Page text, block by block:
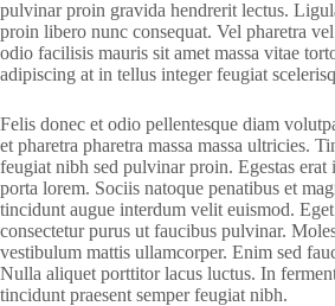
pulvinar proin gravida hendrerit lectus.
proin libero nunc consequat. Vel pharetra
odio facilisis mauris sit amet massa vitae
adipiscing at in tellus integer feugiat
Felis donec et odio pellentesque diam
et pharetra pharetra massa massa ultricies.
feugiat nibh sed pulvinar proin. Egestas erat
porta lorem. Sociis natoque penatibus et
tincidunt augue interdum velit euismod.
consectetur purus ut faucibus pulvinar.
vestibulum mattis ullamcorper. Enim sed
Nulla aliquet porttitor lacus luctus. In
tincidunt praesent semper feugiat nibh.